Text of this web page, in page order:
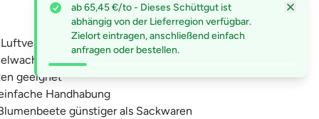
ab 65,45 €/to - Dieses Schüttgut ist
abhängig von der Lieferregion verfügbar.
Zielort eintragen, anschließend einfach
anfragen oder bestellen.
geeignet
Handhabung
günstiger als Sackwaren